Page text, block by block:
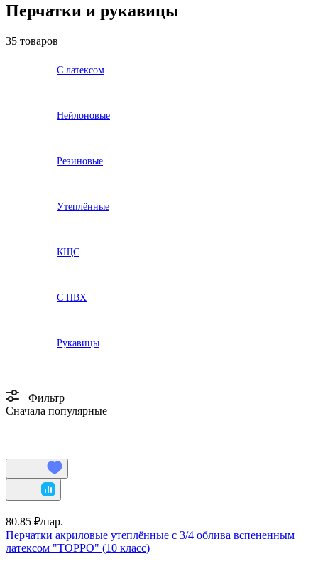
Перчатки и рукавицы
35 товаров
С латексом
Нейлоновые
Резиновые
Утеплённые
КЩС
С ПВХ
Рукавицы
Фильтр
Сначала популярные
80.85 ₽/пар.
Перчатки акриловые утеплённые с 3/4 облива вспененным
латексом "ТОРРО" (10 класс)